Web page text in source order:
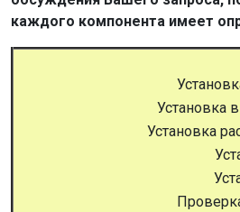
каждого компонента имеет
Установка
Установка